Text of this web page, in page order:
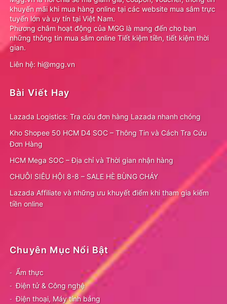
khuyến mãi khi mua hàng online tại các website mua sắm trực
tuyến lớn và uy tín tại Việt Nam.
Phương châm hoạt động của MGG là mang đến cho bạn
những thông tin mua sắm online Tiết kiệm tiền, tiết kiệm thời
gian.
Liên hệ: hi@mgg.vn
Bài Viết Hay
Lazada Logistics: Tra cứu đơn hàng Lazada nhanh chóng
Kho Shopee 50 HCM D4 SOC – Thông Tin và Cách Tra Cứu
Đơn Hàng
HCM Mega SOC – Địa chỉ và Thời gian nhận hàng
CHUỖI SIÊU HỘI 8-8 – SALE HÈ BÙNG CHÁY
Lazada Affiliate và những ưu khuyết điểm khi tham gia kiếm
tiền online
Chuyên Mục Nổi Bật
Ẩm thực
Điện tử & Công nghệ
Điện thoại, Máy tính bảng